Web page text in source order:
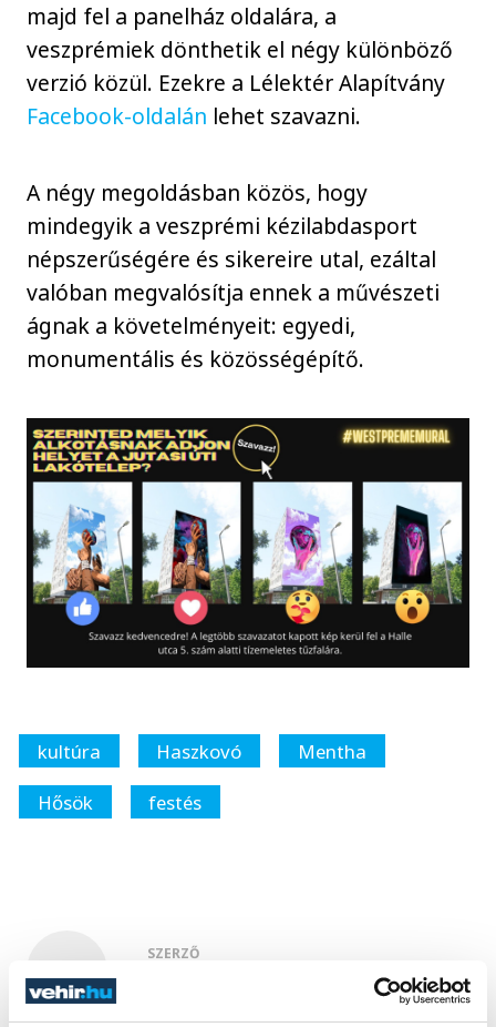
majd fel a panelház oldalára, a
veszprémiek dönthetik el négy különböző
verzió közül. Ezekre a Lélektér Alapítvány
Facebook-oldalán lehet szavazni.
A négy megoldásban közös, hogy
mindegyik a veszprémi kézilabdasport
népszerűségére és sikereire utal, ezáltal
valóban megvalósítja ennek a művészeti
ágnak a követelményeit: egyedi,
monumentális és közösségépítő.
kultúra Haszkovó
Mentha
Hősök
festés
SZERZŐ